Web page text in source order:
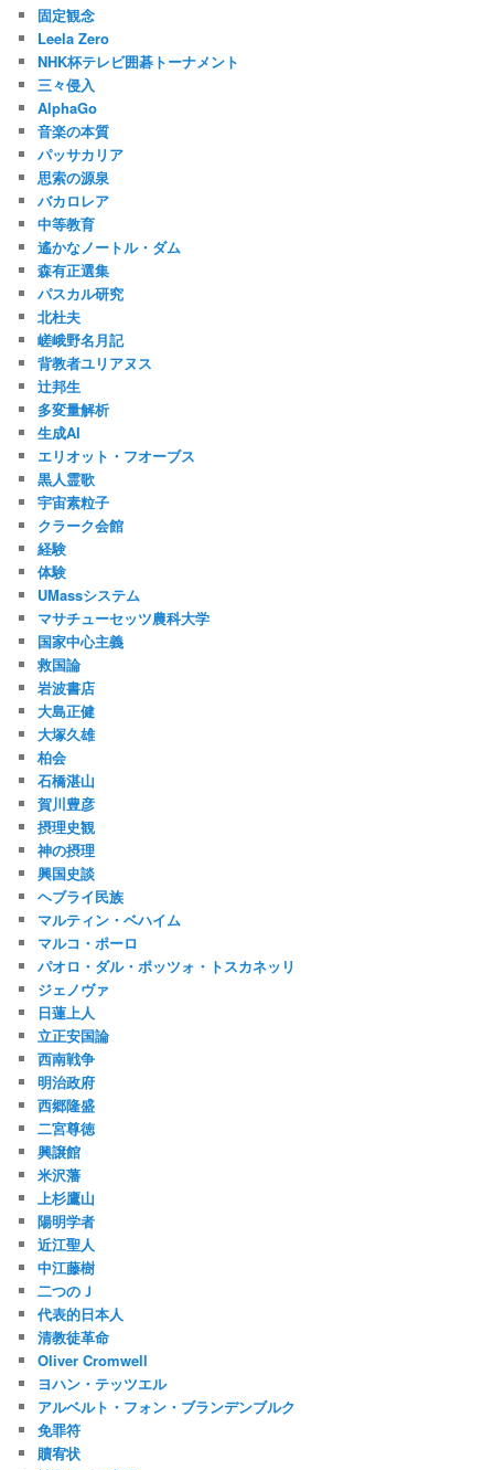
固定観念
Leela Zero
NHK杯テレビ囲碁トーナメント
三々侵入
AlphaGo
音楽の本質
パッサカリア
思索の源泉
バカロレア
中等教育
遙かなノートル・ダム
森有正選集
パスカル研究
北杜夫
嵯峨野名月記
背教者ユリアヌス
辻邦生
多変量解析
生成AI
エリオット・フオーブス
黒人霊歌
宇宙素粒子
クラーク会館
経験
体験
UMassシステム
マサチューセッツ農科大学
国家中心主義
救国論
岩波書店
大島正健
大塚久雄
柏会
石橋湛山
賀川豊彦
摂理史観
神の摂理
興国史談
ヘブライ民族
マルティン・ベハイム
マルコ・ポーロ
パオロ・ダル・ポッツォ・トスカネッリ
ジェノヴァ
日蓮上人
立正安国論
西南戦争
明治政府
西郷隆盛
二宮尊徳
興譲館
米沢藩
上杉鷹山
陽明学者
近江聖人
中江藤樹
二つのＪ
代表的日本人
清教徒革命
Oliver Cromwell
ヨハン・テッツエル
アルベルト・フォン・ブランデンブルク
免罪符
贖宥状